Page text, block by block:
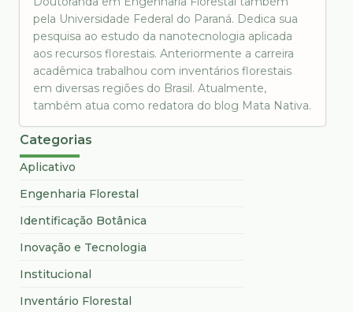
pela Universidade Federal do Paraná. Dedica sua
pesquisa ao estudo da nanotecnologia aplicada
aos recursos florestais. Anteriormente a carreira
acadêmica trabalhou com inventários florestais
em diversas regiões do Brasil. Atualmente,
também atua como redatora do blog Mata Nativa.
Categorias
Aplicativo
Engenharia Florestal
Identificação Botânica
Inovação e Tecnologia
Institucional
Inventário Florestal